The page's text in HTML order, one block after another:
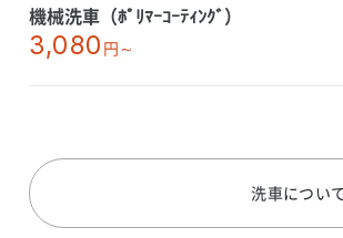
機械洗車（ﾎﾟﾘﾏｰｺｰﾃｨﾝｸﾞ）
3,080 円～
洗車につい